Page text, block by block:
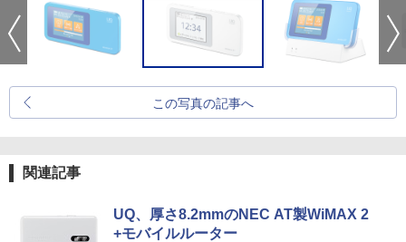
この写真の記事へ
関連記事
UQ、厚さ8.2mmのNEC AT製WiMAX 2
+モバイルルーター